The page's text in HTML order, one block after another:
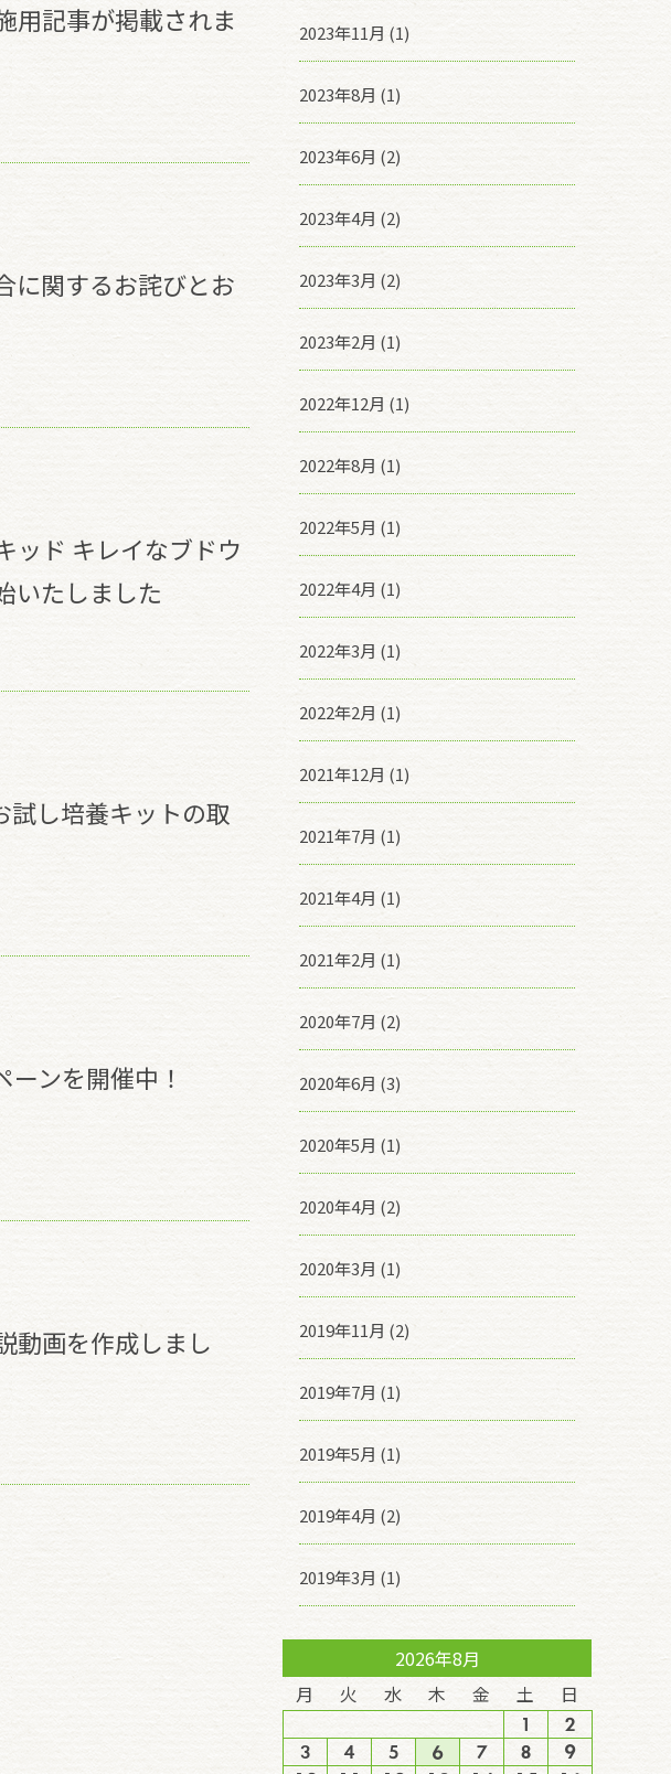
用記事が掲載されま
に関するお詫びとお
ッド キレイなブドウ
いたしました
試し培養キットの取
ンを開催中！
動画を作成しまし
2023年11月 (1)
2023年8月 (1)
2023年6月 (2)
2023年4月 (2)
2023年3月 (2)
2023年2月 (1)
2022年12月 (1)
2022年8月 (1)
2022年5月 (1)
2022年4月 (1)
2022年3月 (1)
2022年2月 (1)
2021年12月 (1)
2021年7月 (1)
2021年4月 (1)
2021年2月 (1)
2020年7月 (2)
2020年6月 (3)
2020年5月 (1)
2020年4月 (2)
2020年3月 (1)
2019年11月 (2)
2019年7月 (1)
2019年5月 (1)
2019年4月 (2)
2019年3月 (1)
2026年8月
月
火 水 木 金 土 日
1
2
3
4 5 6 7 8
9